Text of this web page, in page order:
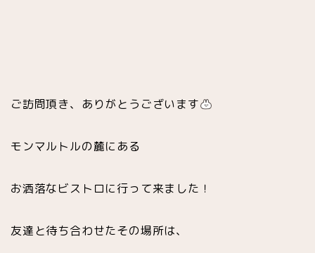
ご訪問頂き、ありがとうございます
モンマルトルの麓にある
お洒落なビストロに行って来ました！
友達と待ち合わせたその場所は、